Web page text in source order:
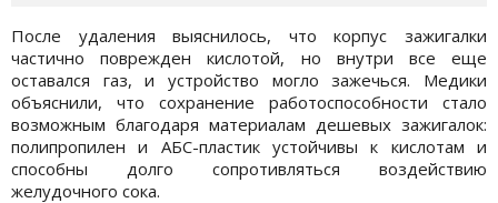
После удаления выяснилось, что корпус зажигалки
частично поврежден кислотой, но внутри все еще
оставался газ, и устройство могло зажечься. Медики
объяснили, что сохранение работоспособности стало
возможным благодаря материалам дешевых зажигалок:
полипропилен и АБС-пластик устойчивы к кислотам и
способны долго сопротивляться воздействию
желудочного сока.